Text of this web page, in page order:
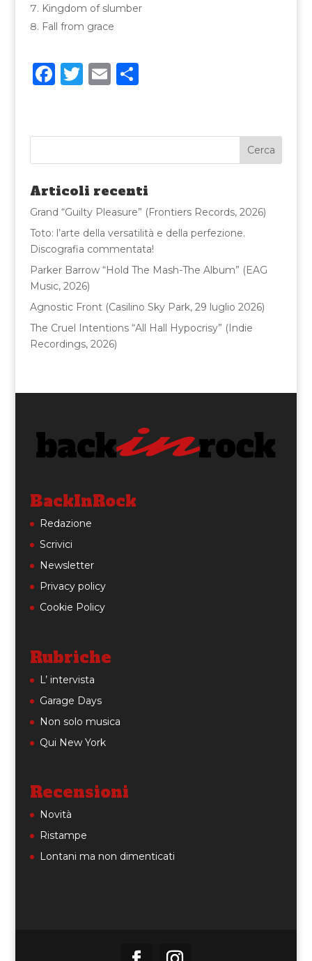
Kingdom of slumber
Fall from grace
F
e
b
o
o
k
T
te
r
E
l
C
di
vi
di
Articoli recenti
Grand “Guilty Pleasure” (Frontiers Records, 2026)
Toto: l’arte della versatilità e della perfezione.
Discografia commentata!
Parker Barrow “Hold The Mash-The Album” (EAG
Music, 2026)
Agnostic Front (Casilino Sky Park, 29 luglio 2026)
The Cruel Intentions “All Hall Hypocrisy” (Indie
Recordings, 2026)
BackInRock
Redazione
Scrivici
Newsletter
Privacy policy
Cookie Policy
Rubriche
L’ intervista
Garage Days
Non solo musica
Qui New York
Recensioni
Novità
Ristampe
Lontani ma non dimenticati